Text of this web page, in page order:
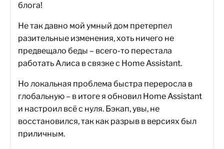
блога!
Не так давно мой умный дом претерпел
разительные изменения, хоть ничего не
предвещало беды – всего-то перестала
работать Алиса в связке с Home Assistant.
Но локальная проблема быстра переросла в
глобальную – в итоге я обновил Home Assistant
и настроил всё с нуля. Бэкап, увы, не
восстановился, так как разрыв в версиях был
приличным.